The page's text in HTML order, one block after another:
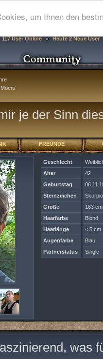
um Ihnen den
117 User Online Heute 2 Neue User
je der Sinn
FREUNDE
Geschlecht
Alter
42
Geburtstag
Sternzeichen
Größe
163 cm
Haarfarbe
Blond
Haarlänge
< 5 cm
Augenfarbe
Blau
Partnerstatus
Single
was